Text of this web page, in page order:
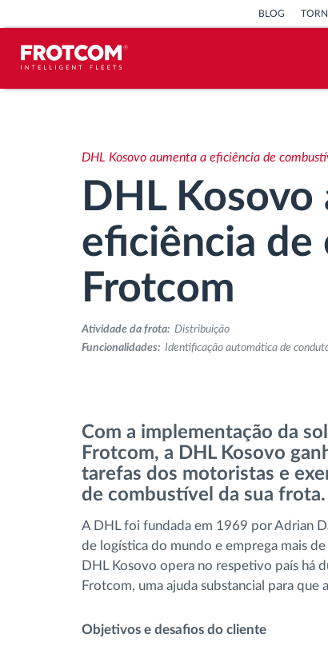
BLOG
condução
Gestão de tarefas
Descarga remota de tacógrafo
Gestão de Combustível
Planeamento e monitorização de
Ver todas as funcionalidades
DHL Kosovo aumenta a eficiência de
DHL Kosovo
eficiência de
Frotcom
Atividade da frota: Distribuição
Funcionalidades: Identificação automática de
Com a implementação da
Frotcom, a DHL Kosovo
tarefas dos motoristas e
de combustível da sua frota.
A DHL foi fundada em 1969 por Adrian
de logística do mundo e emprega mais
DHL Kosovo opera no respetivo país há
Frotcom, uma ajuda substancial para que
Objetivos e desafios do cliente